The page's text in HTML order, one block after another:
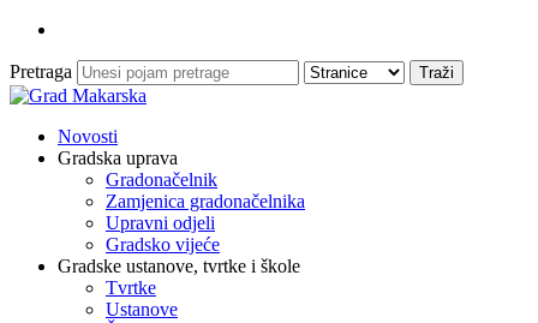
Pretraga
Novosti
Gradska uprava
Gradonačelnik
Zamjenica gradonačelnika
Upravni odjeli
Gradsko vijeće
Gradske ustanove, tvrtke i škole
Tvrtke
Ustanove